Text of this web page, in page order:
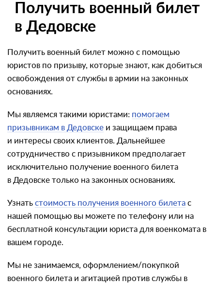
Получить военный билет
в Дедовске
Получить военный билет можно с помощью
юристов по призыву, которые знают, как добиться
освобождения от службы в армии на законных
основаниях.
Мы являемся такими юристами: помогаем
призывникам в Дедовске и защищаем права
и интересы своих клиентов. Дальнейшее
сотрудничество с призывником предполагает
исключительно получение военного билета
в Дедовске только на законных основаниях.
Узнать стоимость получения военного билета с
нашей помощью вы можете по телефону или на
бесплатной консультации юриста для военкомата в
вашем городе.
Мы не занимаемся, оформлением/покупкой
военного билета и агитацией против службы в